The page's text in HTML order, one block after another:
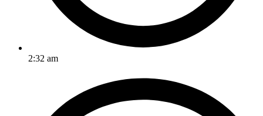
2:32 am